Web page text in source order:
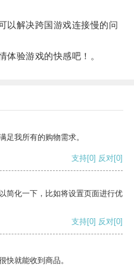
解决跨国游戏连接慢的问
验游戏的快感吧！。
足我所有的购物需求。
支持[0] 反对[0]
简化一下，比如将设置页面进行优
支持[0] 反对[0]
快就能收到商品。